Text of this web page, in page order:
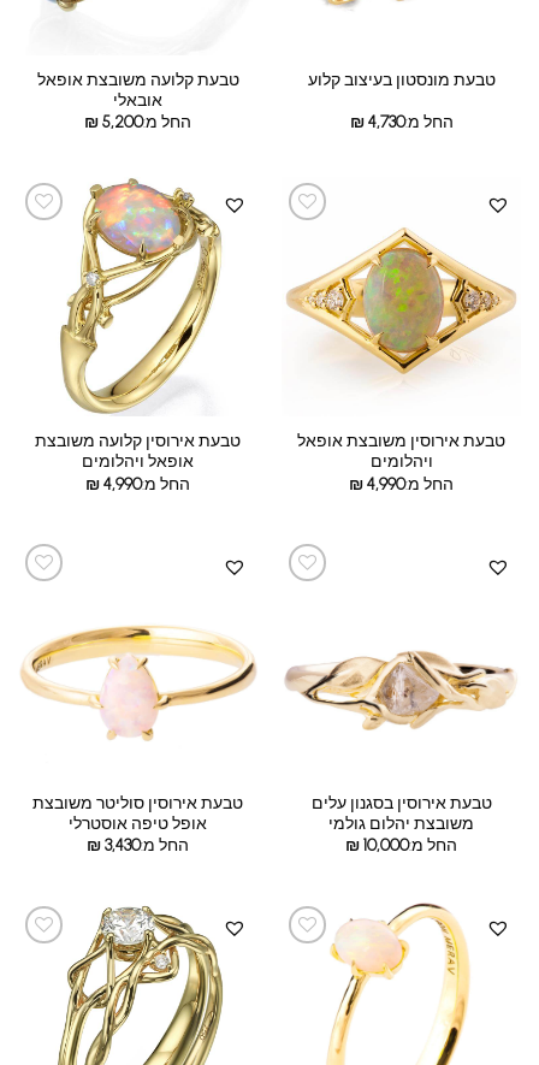
טבעת מונסטון בעיצוב קלוע
החל מ: ₪4,730
טבעת קלועה משובצת אופאל
אובאלי
החל מ:
₪5,200
טבעת אירוסין משובצת אופאל
ויהלומים
החל מ:
₪4,990
טבעת אירוסין קלועה משובצת
אופאל ויהלומים
החל מ:
₪4,990
טבעת אירוסין בסגנון עלים
משובצת יהלום גולמי
החל מ:
₪10,000
טבעת אירוסין סוליטר משובצת
אופל טיפה אוסטרלי
החל מ:
₪3,430